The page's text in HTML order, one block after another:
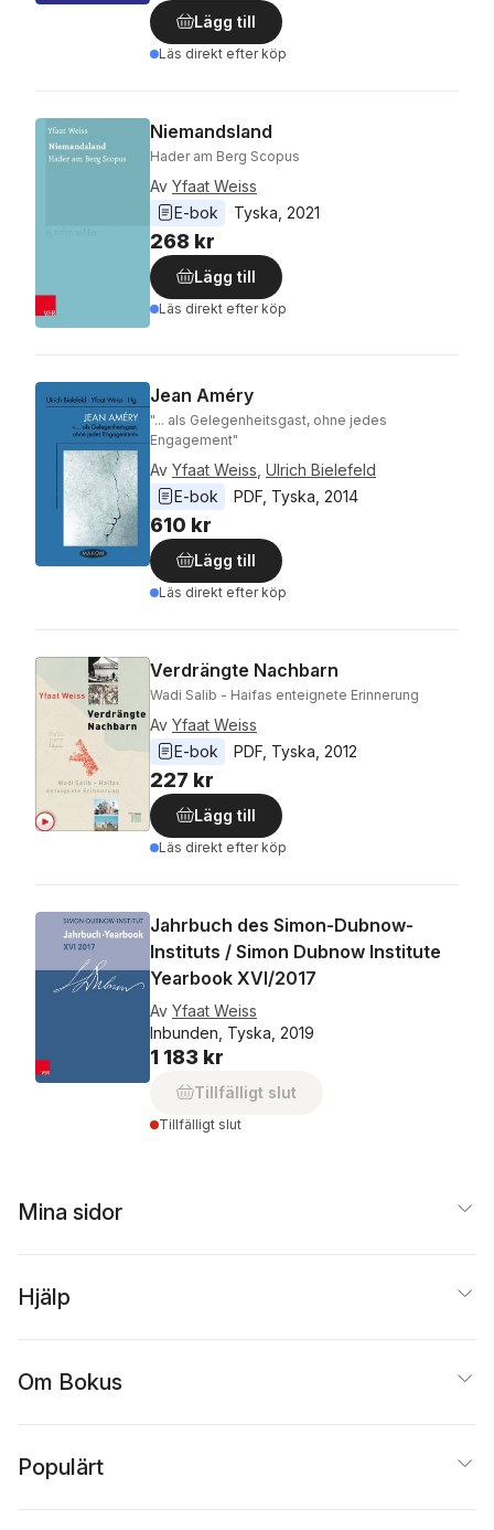
Lägg till
Läs direkt efter köp
Niemandsland
Hader am Berg Scopus
Av Yfaat Weiss
E-bok
Tyska 2021
268 kr
Lägg till
Läs direkt efter köp
Jean Améry
"... als Gelegenheitsgast, ohne jedes
Engagement"
Av Yfaat Weiss Ulrich Bielefeld
E-bok
PDF Tyska 2014
610 kr
Lägg till
Läs direkt efter köp
Verdrängte Nachbarn
Wadi Salib - Haifas enteignete Erinnerung
Av Yfaat Weiss
E-bok
PDF Tyska 2012
227 kr
Lägg till
Läs direkt efter köp
Jahrbuch des Simon-Dubnow-
Instituts / Simon Dubnow Institute
Yearbook XVI/2017
Av Yfaat Weiss
Inbunden, Tyska, 2019
1 183 kr
Tillfälligt slut
Tillfälligt slut
Mina sidor
Hjälp
Om Bokus
Populärt